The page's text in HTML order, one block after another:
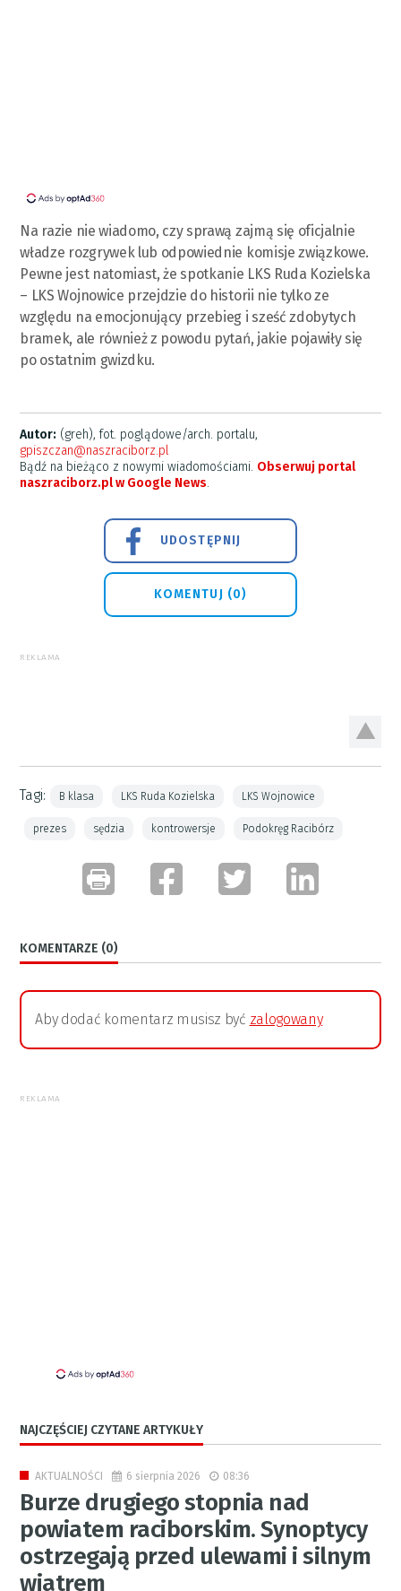
Na razie nie wiadomo, czy sprawą zajmą się oficjalnie
władze rozgrywek lub odpowiednie komisje związkowe.
Pewne jest natomiast, że spotkanie LKS Ruda Kozielska
– LKS Wojnowice przejdzie do historii nie tylko ze
względu na emocjonujący przebieg i sześć zdobytych
bramek, ale również z powodu pytań, jakie pojawiły się
po ostatnim gwizdku.
Autor: (greh), fot. poglądowe/arch. portalu,
gpiszczan@naszraciborz.pl
Bądź na bieżąco z nowymi wiadomościami. Obserwuj portal
naszraciborz.pl w Google News.
UDOSTĘPNIJ
KOMENTUJ (0)
REKLAMA
Tagi: B klasa LKS Ruda Kozielska LKS Wojnowice
prezes sędzia kontrowersje Podokręg Racibórz
KOMENTARZE (0)
Aby dodać komentarz musisz być zalogowany
REKLAMA
NAJCZĘŚCIEJ CZYTANE ARTYKUŁY
AKTUALNOŚCI 6 sierpnia 2026 08:36
Burze drugiego stopnia nad
powiatem raciborskim. Synoptycy
ostrzegają przed ulewami i silnym
wiatrem